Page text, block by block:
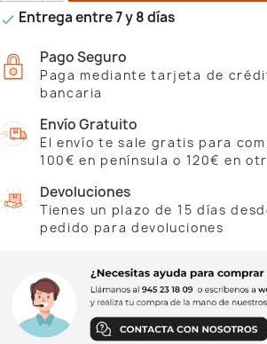
 Entrega entre 7 y 8 días
Pago Seguro
Paga mediante tarjeta de
bancaria
Envío Gratuito
El envío te sale gratis para
100€ en península o 120€ en
Devoluciones
Tienes un plazo de 15 días
pedido para devoluciones